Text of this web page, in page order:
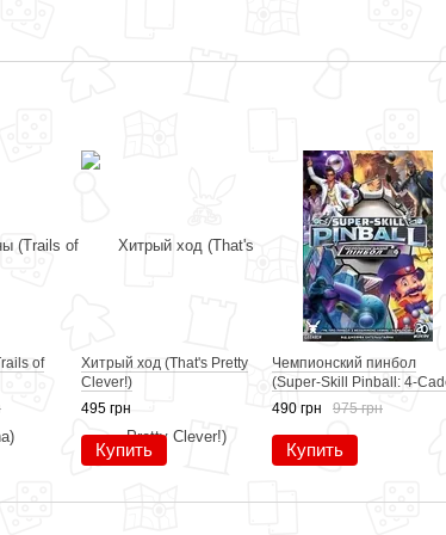
of
Хитрый ход (That's Pretty
Clever!)
495 грн
Купить
Чемпионский пинбол
(Super-Skill Pinball: 4-
490 грн
975 грн
Купить